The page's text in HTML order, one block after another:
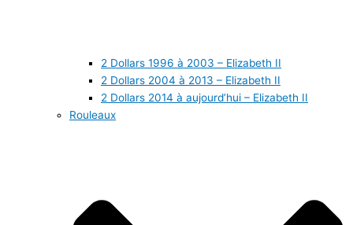
2 Dollars 1996 à 2003 – Elizabeth II
2 Dollars 2004 à 2013 – Elizabeth II
2 Dollars 2014 à aujourd’hui – Elizabeth II
Rouleaux